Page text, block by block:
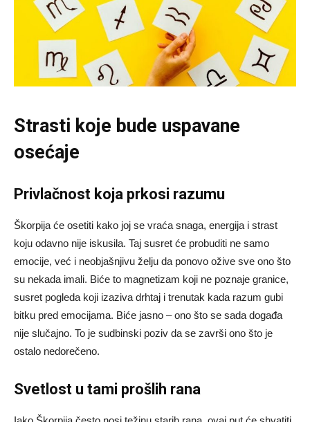
Strasti koje bude uspavane
osećaje
Privlačnost koja prkosi razumu
Škorpija će osetiti kako joj se vraća snaga, energija i strast
koju odavno nije iskusila. Taj susret će probuditi ne samo
emocije, već i neobjašnjivu želju da ponovo ožive sve ono što
su nekada imali. Biće to magnetizam koji ne poznaje granice,
susret pogleda koji izaziva drhtaj i trenutak kada razum gubi
bitku pred emocijama. Biće jasno – ono što se sada događa
nije slučajno. To je sudbinski poziv da se završi ono što je
ostalo nedorečeno.
Svetlost u tami prošlih rana